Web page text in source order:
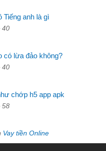
Tiếng anh là gì
40
có lừa đảo không?
40
chớp h5 app apk
58
Vay tiền Online